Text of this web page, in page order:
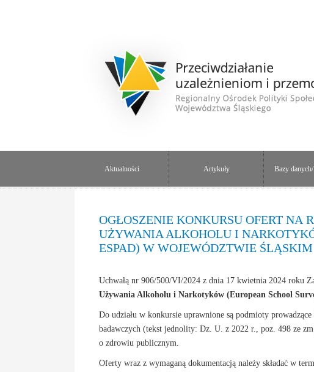
Aktualności Artykuły Bazy
OGŁOSZENIE KONKURSU OFERT NA
UŻYWANIA ALKOHOLU I
ESPAD) W WOJEWÓDZTWIE
Uchwałą nr 906/500/VI/2024 z dnia 17 kwietnia 2024 roku
Używania Alkoholu i Narkotyków (European School
Do udziału w konkursie uprawnione są podmioty
badawczych (tekst jednolity: Dz. U. z 2022 r., poz. 498 ze
o zdrowiu publicznym.
Oferty wraz z wymaganą dokumentacją należy składać w